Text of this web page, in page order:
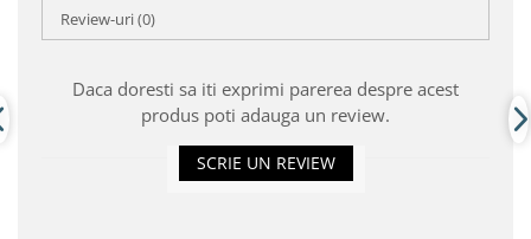
Review-uri(0)
Daca doresti sa iti exprimi parerea despre acest
produs poti adauga un review.
SCRIE UN REVIEW